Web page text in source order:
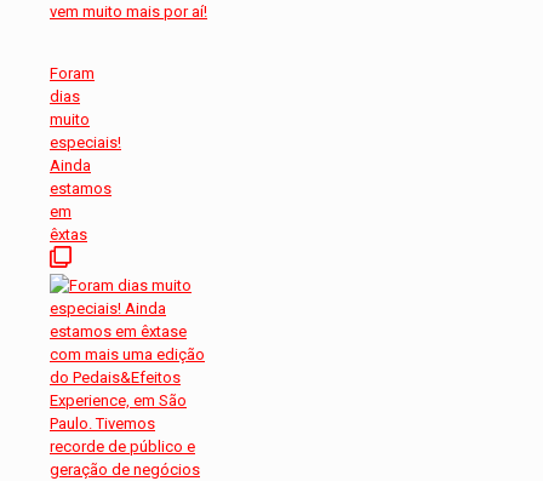
Foram
dias
muito
especiais!
Ainda
estamos
em
êxtas